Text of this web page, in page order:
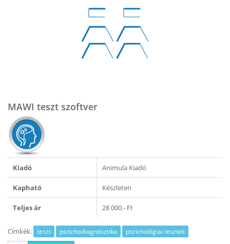
MAWI teszt szoftver
Kiadó Animula Kiadó
Kapható Készleten
Teljes ár 28 000.- Ft
Címkék: teszt pszichodiagnosztika pszichológiai tesztek